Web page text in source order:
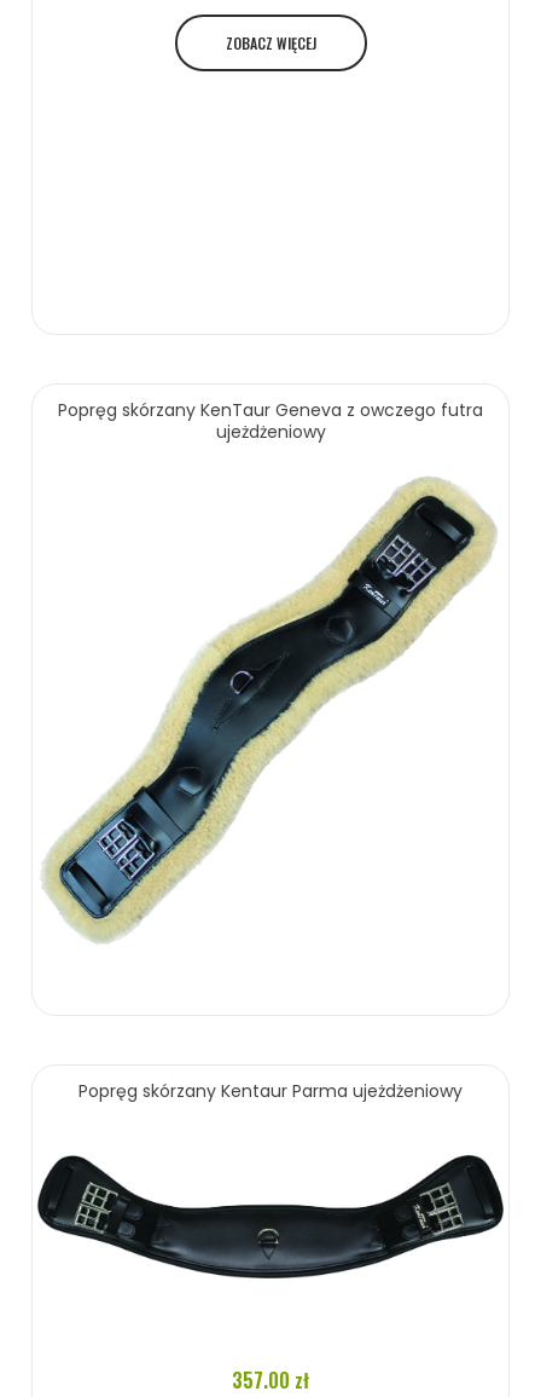
ZOBACZ WIĘCEJ
Popręg skórzany KenTaur Geneva z owczego futra
ujeżdżeniowy
Popręg skórzany Kentaur Parma ujeżdżeniowy
357.00 zł